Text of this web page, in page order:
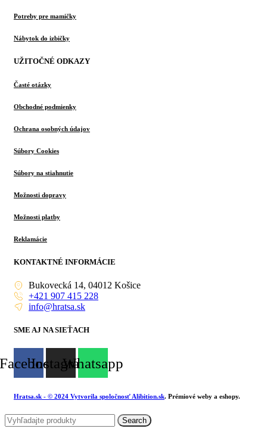
Potreby pre mamičky
Nábytok do izbičky
UŽITOČNÉ ODKAZY
Časté otázky
Obchodné podmienky
Ochrana osobných údajov
Súbory Cookies
Súbory na stiahnutie
Možnosti dopravy
Možnosti platby
Reklamácie
KONTAKTNÉ INFORMÁCIE
Bukovecká 14, 04012 Košice
+421 907 415 228
info@hratsa.sk
SME AJ NA SIEŤACH
InstagramWhatsapp
Hratsa.sk - © 2024 Vytvorila spoločnosť Alibition.sk. Prémiové weby a eshopy.
Search